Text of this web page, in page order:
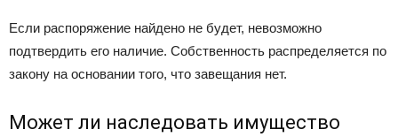
Если распоряжение найдено не будет, невозможно
подтвердить его наличие. Собственность распределяется по
закону на основании того, что завещания нет.
Может ли наследовать имущество